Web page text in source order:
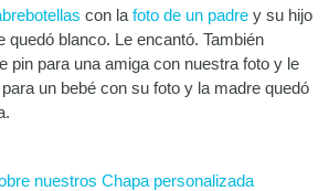
con la foto de un padre y su hijo
quedó blanco. Le encantó. También
pin para una amiga con nuestra foto y le
un bebé con su foto y la madre quedó
nuestros Chapa personalizada